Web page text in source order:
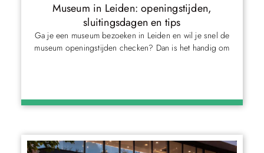
Museum in Leiden: openingstijden,
sluitingsdagen en tips
Ga je een museum bezoeken in Leiden en wil je snel de
museum openingstijden checken? Dan is het handig om